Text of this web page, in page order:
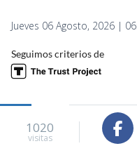
Jueves 06 Agosto, 2026 |
Seguimos criterios de
1020
visitas